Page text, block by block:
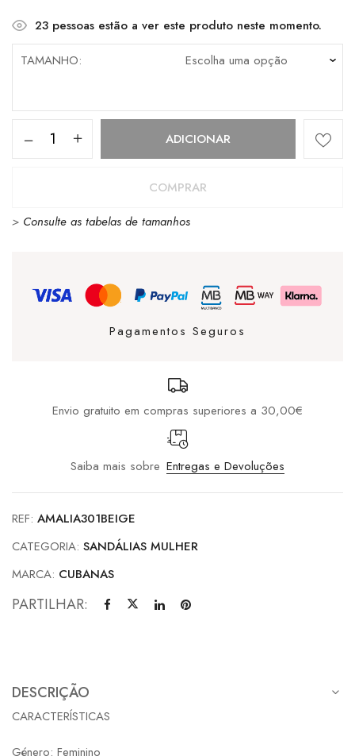
23 pessoas estão a ver este produto neste momento.
TAMANHO
Quantidade
301
ADICIONAR
COMPRAR
> Consulte as tabelas de tamanhos
Pagamentos Seguros
Envio gratuito em compras superiores a 30,00€
Saiba mais sobre Entregas e Devoluções
REF: AMALIA301BEIGE
CATEGORIA: SANDÁLIAS MULHER
MARCA: CUBANAS
PARTILHAR:
DESCRIÇÃO
CARACTERÍSTICAS
Género: Feminino